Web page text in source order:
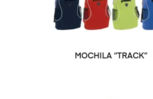
SELECCIONAR OPCIONES
MOCHILA “TRACK”